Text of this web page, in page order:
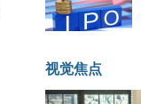
视觉焦点